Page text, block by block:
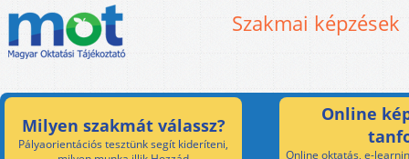
Szakmai képzések
Milyen szakmát válassz?
Pályaorientációs tesztünk segít kideríteni,
Online
Online oktatás, e-